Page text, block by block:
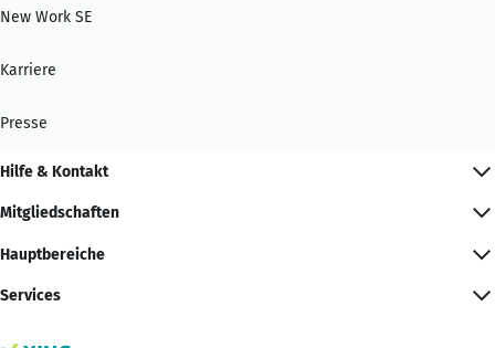
New Work SE
Karriere
Presse
Hilfe & Kontakt
Mitgliedschaften
Hauptbereiche
Services